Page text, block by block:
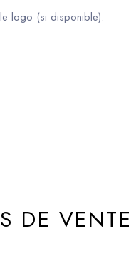
logo (si disponible).
DE VENTE